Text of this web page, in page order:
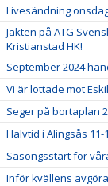
Livesändning
Jakten på ATG
Kristianstad HK!
September 2024
Vi är lottade mot
Seger på bortaplan
Halvtid i Alingsås
Säsongsstart för
Inför kvällens